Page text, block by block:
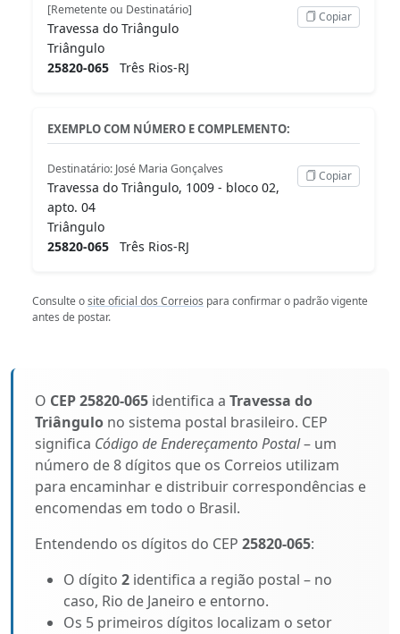
[Remetente ou Destinatário]
Travessa do Triângulo
Triângulo
25820-065 Três Rios-RJ
Copiar
EXEMPLO COM NÚMERO E COMPLEMENTO:
Destinatário: José Maria Gonçalves
Travessa do Triângulo, 1009 - bloco 02,
apto. 04
Triângulo
25820-065 Três Rios-RJ
Copiar
Consulte osite oficial dos Correios para confirmar o padrão vigente
antes de postar.
O CEP 25820-065 identifica a Travessa do
Triângulo no sistema postal brasileiro. CEP
significa Código de Endereçamento Postal– um
número de 8 dígitos que os Correios utilizam
para encaminhar e distribuir correspondências e
encomendas em todo o Brasil.
Entendendo os dígitos do CEP 25820-065:
O dígito 2 identifica a região postal – no
caso, Rio de Janeiro e entorno.
Os 5 primeiros dígitos localizam o setor